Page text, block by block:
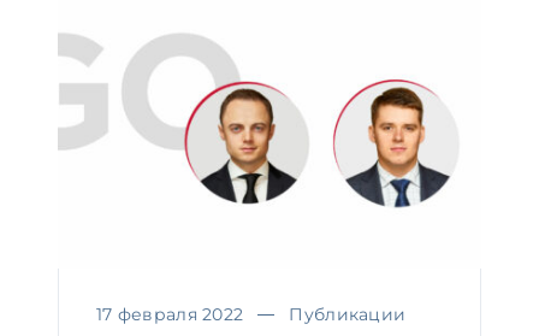
17 февраля 2022 Публикации